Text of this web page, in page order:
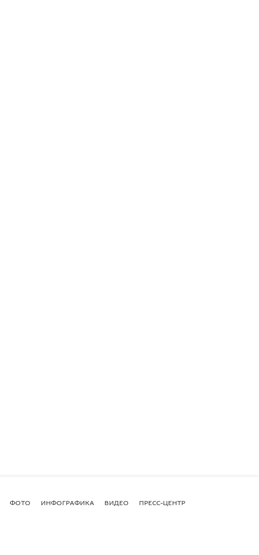
ФОТО ИНФОГРАФИКА ВИДЕО ПРЕСС-ЦЕНТР